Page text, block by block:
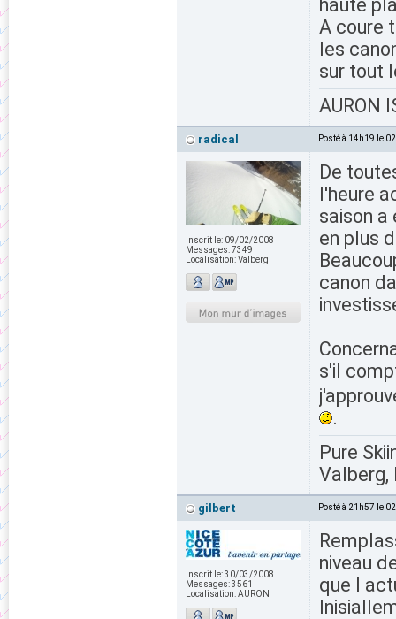
haute
A coure
les
sur tout
AURON
radical Posté à 14h19 le
Inscrit le: 09/02/2008
Messages:7349
Localisation:Valberg
De
l'heure
saison
en plus
canon
s'il
.
Pure
Valberg,
gilbert Posté à 21h57 le
Inscrit le:30/03/2008
Messages:3561
Localisation:AURON
niveau
que l